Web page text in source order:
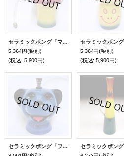
セラミックボング「マッシュルームB」
5,364円(税別)
(税込: 5,900円)
5,364円(税別)
(税込: 5,900円)
セラミックボング「フーカーベア」